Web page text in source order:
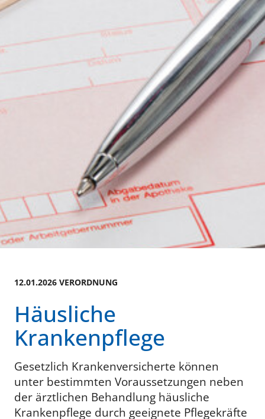
12.01.2026 VERORDNUNG
Häusliche
Krankenpflege
Gesetzlich Krankenversicherte können
unter bestimmten Voraussetzungen neben
der ärztlichen Behandlung häusliche
Krankenpflege durch geeignete Pflegekräfte